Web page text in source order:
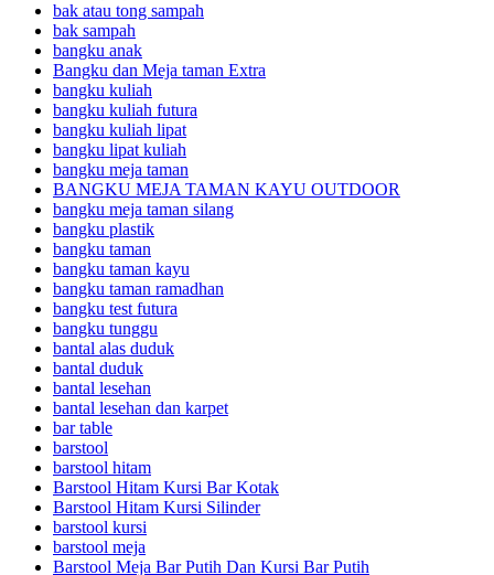
bak atau tong sampah
bak sampah
bangku anak
Bangku dan Meja taman Extra
bangku kuliah
bangku kuliah futura
bangku kuliah lipat
bangku lipat kuliah
bangku meja taman
BANGKU MEJA TAMAN KAYU OUTDOOR
bangku meja taman silang
bangku plastik
bangku taman
bangku taman kayu
bangku taman ramadhan
bangku test futura
bangku tunggu
bantal alas duduk
bantal duduk
bantal lesehan
bantal lesehan dan karpet
bar table
barstool
barstool hitam
Barstool Hitam Kursi Bar Kotak
Barstool Hitam Kursi Silinder
barstool kursi
barstool meja
Barstool Meja Bar Putih Dan Kursi Bar Putih